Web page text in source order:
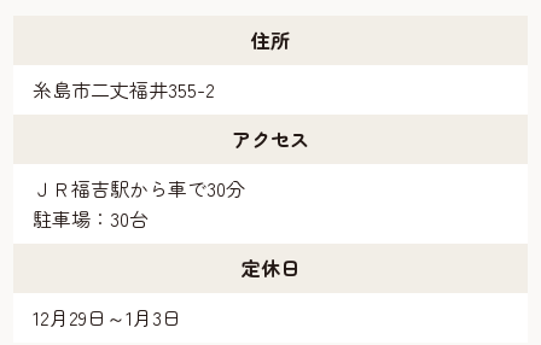
住所
糸島市二丈福井355-2
アクセス
ＪＲ福吉駅から車で30分
駐車場：30台
定休日
12月29日～1月3日